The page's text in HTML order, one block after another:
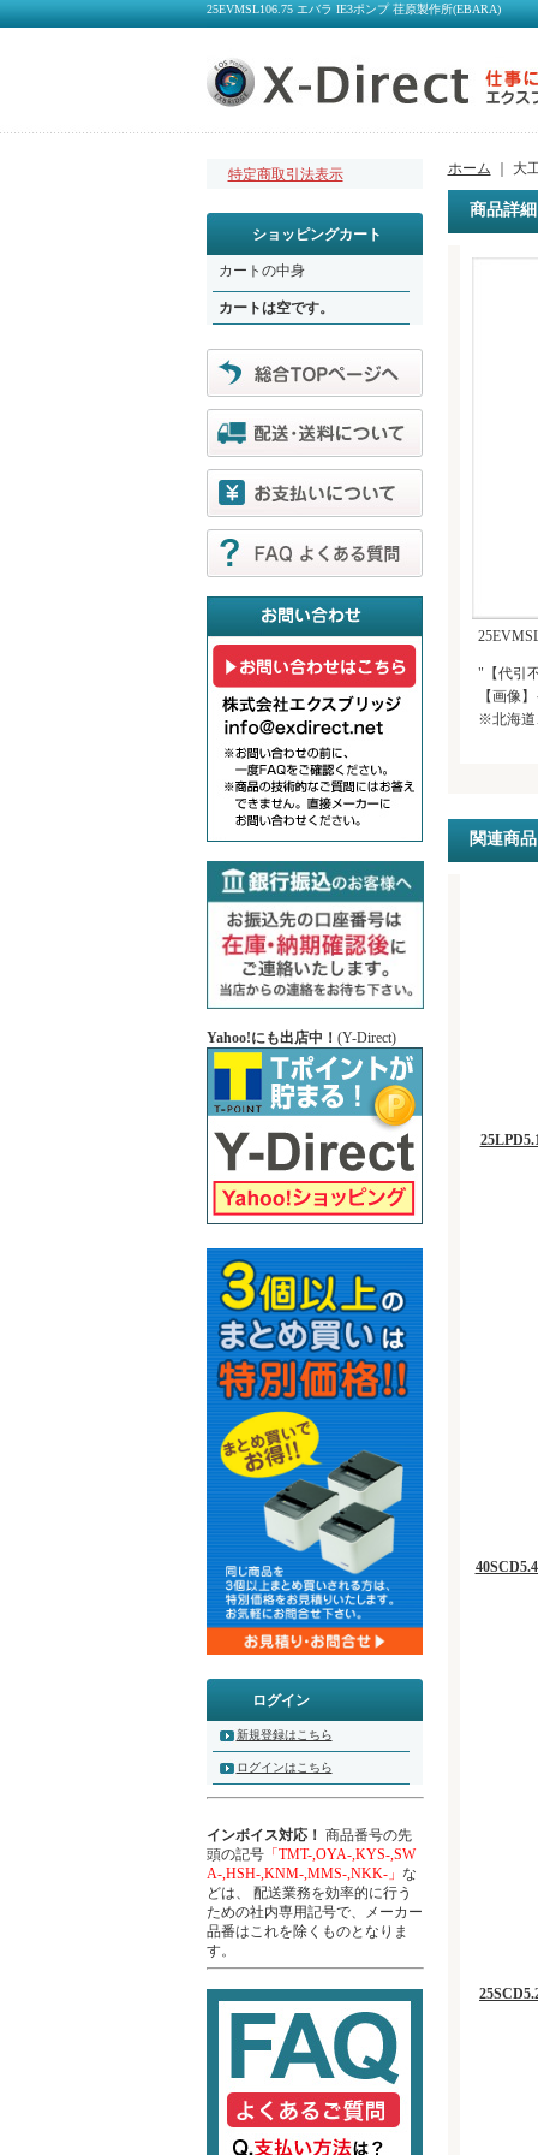
25EVMSL106.75 エバラ IE3ポンプ 荏原製作所(EBARA)
特定商取引法表示
ショッピングカート
カートの中身
カートは空です。
Yahoo!にも出店中！ (Y-Direct)
ログイン
新規登録はこちら
ログインはこちら
インボイス対応！ 商品番号の先
頭の記号「TMT-,OYA-,KYS-,SW
A-,HSH-,KNM-,MMS-,NKK-」 な
どは、 配送業務を効率的に行う
ための社内専用記号で、メーカー
品番はこれを除くものとなりま
す。
ホーム ｜ 大
商品詳細
"【代引
【画像
※北海道
関連商品